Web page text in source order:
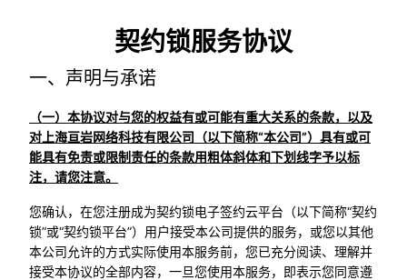
契约锁服务协议
一、声明与承诺
（一）本协议对与您的权益有或可能有重大关系的条款，以及
对上海亘岩网络科技有限公司（以下简称“本公司”）具有或可
能具有免责或限制责任的条款用粗体斜体和下划线字予以标
注，请您注意。
您确认，在您注册成为契约锁电子签约云平台（以下简称“契约
锁”或“契约锁平台”）用户接受本公司提供的服务，或您以其他
本公司允许的方式实际使用本服务前，您已充分阅读、理解并
接受本协议的全部内容，一旦您使用本服务，即表示您同意遵